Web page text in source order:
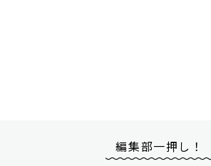
編集部一押し！